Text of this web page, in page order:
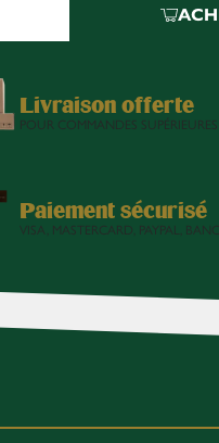
Livraison offerte
POUR COMMANDES
Paiement sécurisé
VISA, MASTERCARD, PAYPAL,